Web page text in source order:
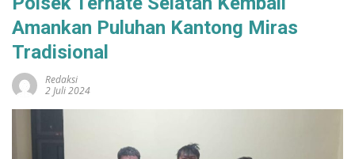
Amankan Puluhan Kantong Miras
Tradisional
Redaksi
2 Juli 2024